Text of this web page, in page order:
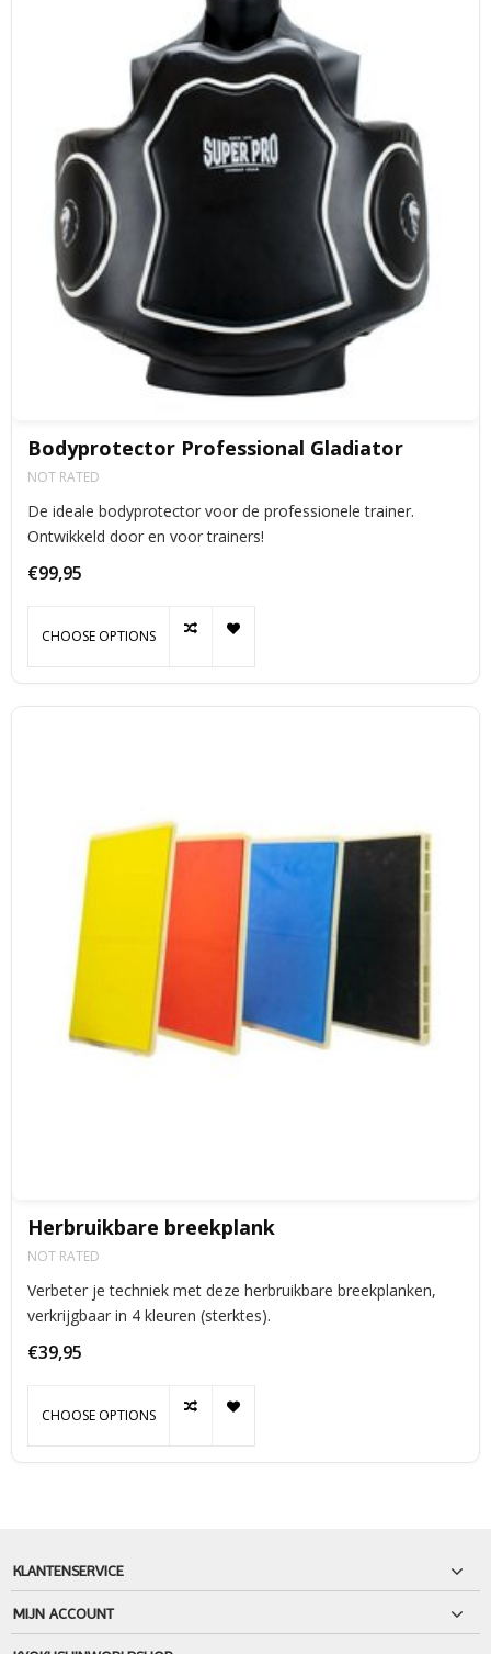
Bodyprotector Professional Gladiator
NOT RATED
De ideale bodyprotector voor de professionele trainer.
Ontwikkeld door en voor trainers!
€99,95
CHOOSE OPTIONS
Herbruikbare breekplank
NOT RATED
Verbeter je techniek met deze herbruikbare breekplanken,
verkrijgbaar in 4 kleuren (sterktes).
€39,95
CHOOSE OPTIONS
KLANTENSERVICE
MIJN ACCOUNT